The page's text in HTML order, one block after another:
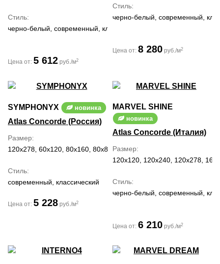
Стиль
черно-белый, современный, классический, средиземноморский
Цена от: 5 612 руб./м2
Стиль
черно-белый, современный,
Цена от: 8 280 руб./м2
SYMPHONYX новинка
Atlas Concorde (Россия)
Размер
120x278, 60x120, 80x160, 80x80
Стиль
современный, классический
Цена от: 5 228 руб./м2
MARVEL SHINE
новинка
Atlas Concorde (Италия)
Размер
120x120, 120x240, 120x278,
Стиль
черно-белый, современный,
Цена от: 6 210 руб./м2